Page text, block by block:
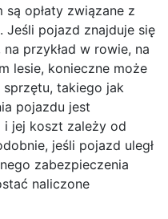
są opłaty związane z
Jeśli pojazd znajduje się
przykład w rowie, na
lesie, konieczne może
takiego jak
pojazdu jest
i jej koszt zależy od
jeśli pojazd uległ
zabezpieczenia
naliczone